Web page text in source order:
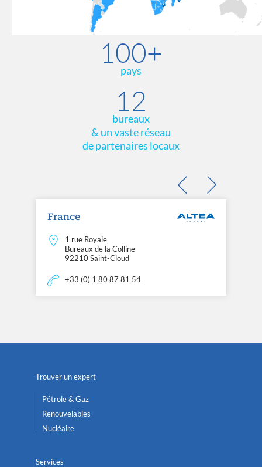
100+
pays
12
bureaux
& un vaste réseau
de partenaires locaux
France
1 rue Royale
Bureaux de la Colline
92210 Saint-Cloud
+33 (0) 1 80 87 81 54
Trouver un expert
Pétrole & Gaz
Renouvelables
Nucléaire
Services